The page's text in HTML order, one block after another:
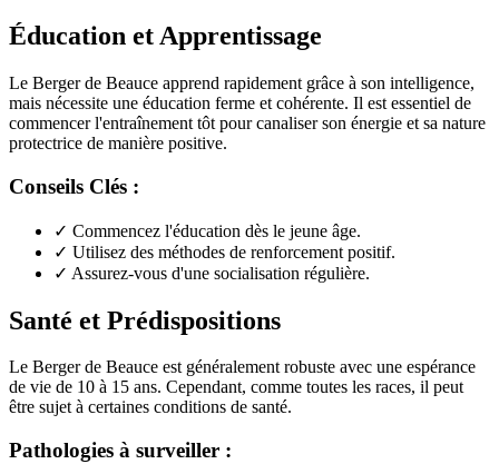
Éducation et Apprentissage
Le Berger de Beauce apprend rapidement grâce à son intelligence,
mais nécessite une éducation ferme et cohérente. Il est essentiel de
commencer l'entraînement tôt pour canaliser son énergie et sa nature
protectrice de manière positive.
Conseils Clés :
✓ Commencez l'éducation dès le jeune âge.
✓ Utilisez des méthodes de renforcement positif.
✓ Assurez-vous d'une socialisation régulière.
Santé et Prédispositions
Le Berger de Beauce est généralement robuste avec une espérance
de vie de 10 à 15 ans. Cependant, comme toutes les races, il peut
être sujet à certaines conditions de santé.
Pathologies à surveiller :